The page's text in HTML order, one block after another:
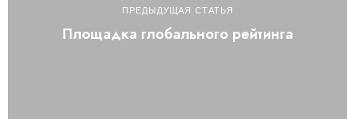
ПРЕДЫДУЩАЯ СТАТЬЯ
Площадка глобального рейтинга